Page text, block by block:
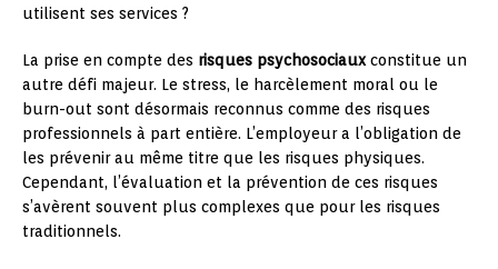
utilisent ses services ?
La prise en compte des risques psychosociauxconstitue un
autre défi majeur. Le stress, le harcèlement moral ou le
burn-out sont désormais reconnus comme des risques
professionnels à part entière. L’employeur a l’obligation de
les prévenir au même titre que les risques physiques.
Cependant, l’évaluation et la prévention de ces risques
s’avèrent souvent plus complexes que pour les risques
traditionnels.